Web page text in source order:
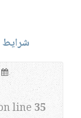
Sunday 8 September 2019
line 35